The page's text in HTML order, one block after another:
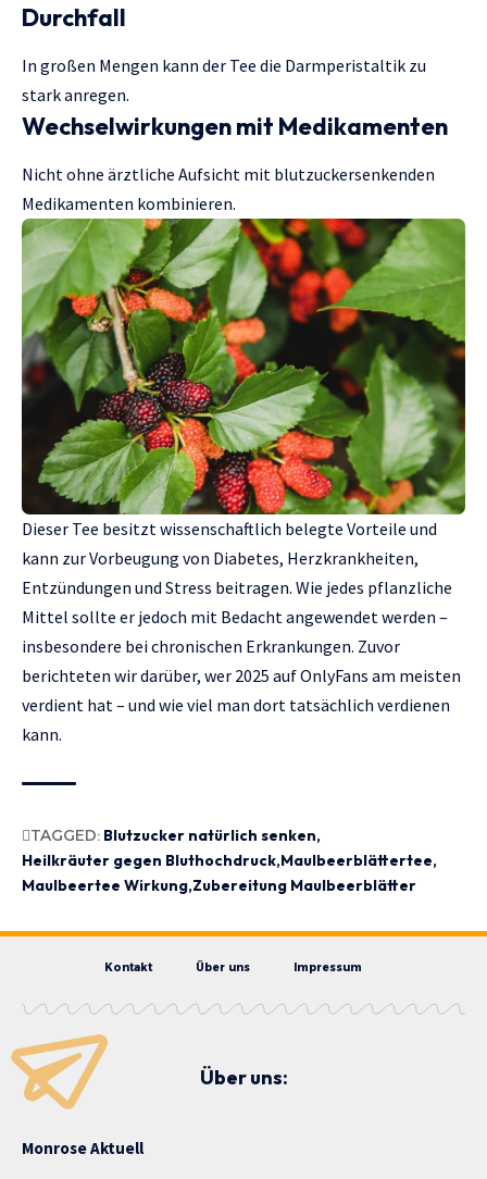
Durchfall
In großen Mengen kann der Tee die Darmperistaltik zu
stark anregen.
Wechselwirkungen mit Medikamenten
Nicht ohne ärztliche Aufsicht mit blutzuckersenkenden
Medikamenten kombinieren.
Dieser Tee besitzt wissenschaftlich belegte Vorteile und
kann zur Vorbeugung von Diabetes, Herzkrankheiten,
Entzündungen und Stress beitragen. Wie jedes pflanzliche
Mittel sollte er jedoch mit Bedacht angewendet werden –
insbesondere bei chronischen Erkrankungen. Zuvor
berichteten wir darüber, wer 2025 auf OnlyFans am meisten
verdient hat– und wie viel man dort tatsächlich verdienen
kann.
TAGGED: Blutzucker natürlich senken
Heilkräuter gegen Bluthochdruck Maulbeerblättertee
Maulbeertee Wirkung Zubereitung Maulbeerblätter
Kontakt Über uns Impressum
Über uns:
Monrose Aktuell